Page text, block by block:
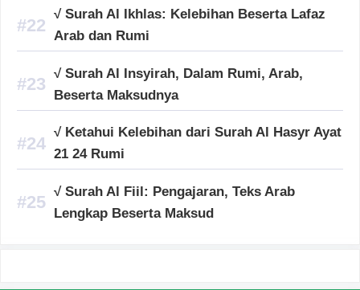
√ Surah Al Ikhlas: Kelebihan Beserta Lafaz
Arab dan Rumi
√ Surah Al Insyirah, Dalam Rumi, Arab,
Beserta Maksudnya
√ Ketahui Kelebihan dari Surah Al Hasyr Ayat
21 24 Rumi
√ Surah Al Fiil: Pengajaran, Teks Arab
Lengkap Beserta Maksud